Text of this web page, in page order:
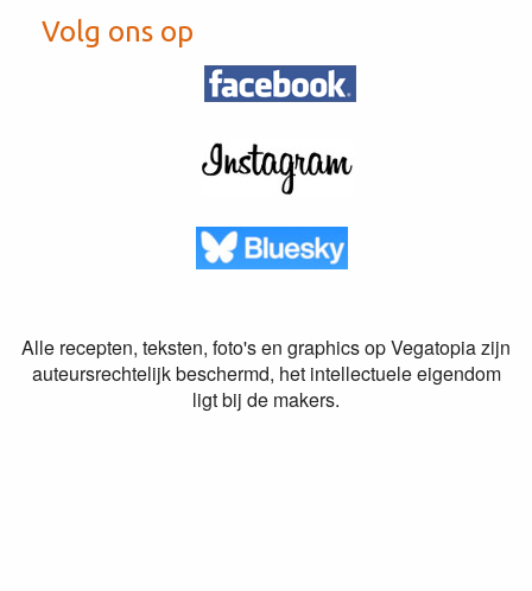
Volg ons op
Alle recepten, teksten, foto's en graphics op Vegatopia zijn
auteursrechtelijk beschermd, het intellectuele eigendom
ligt bij de makers.